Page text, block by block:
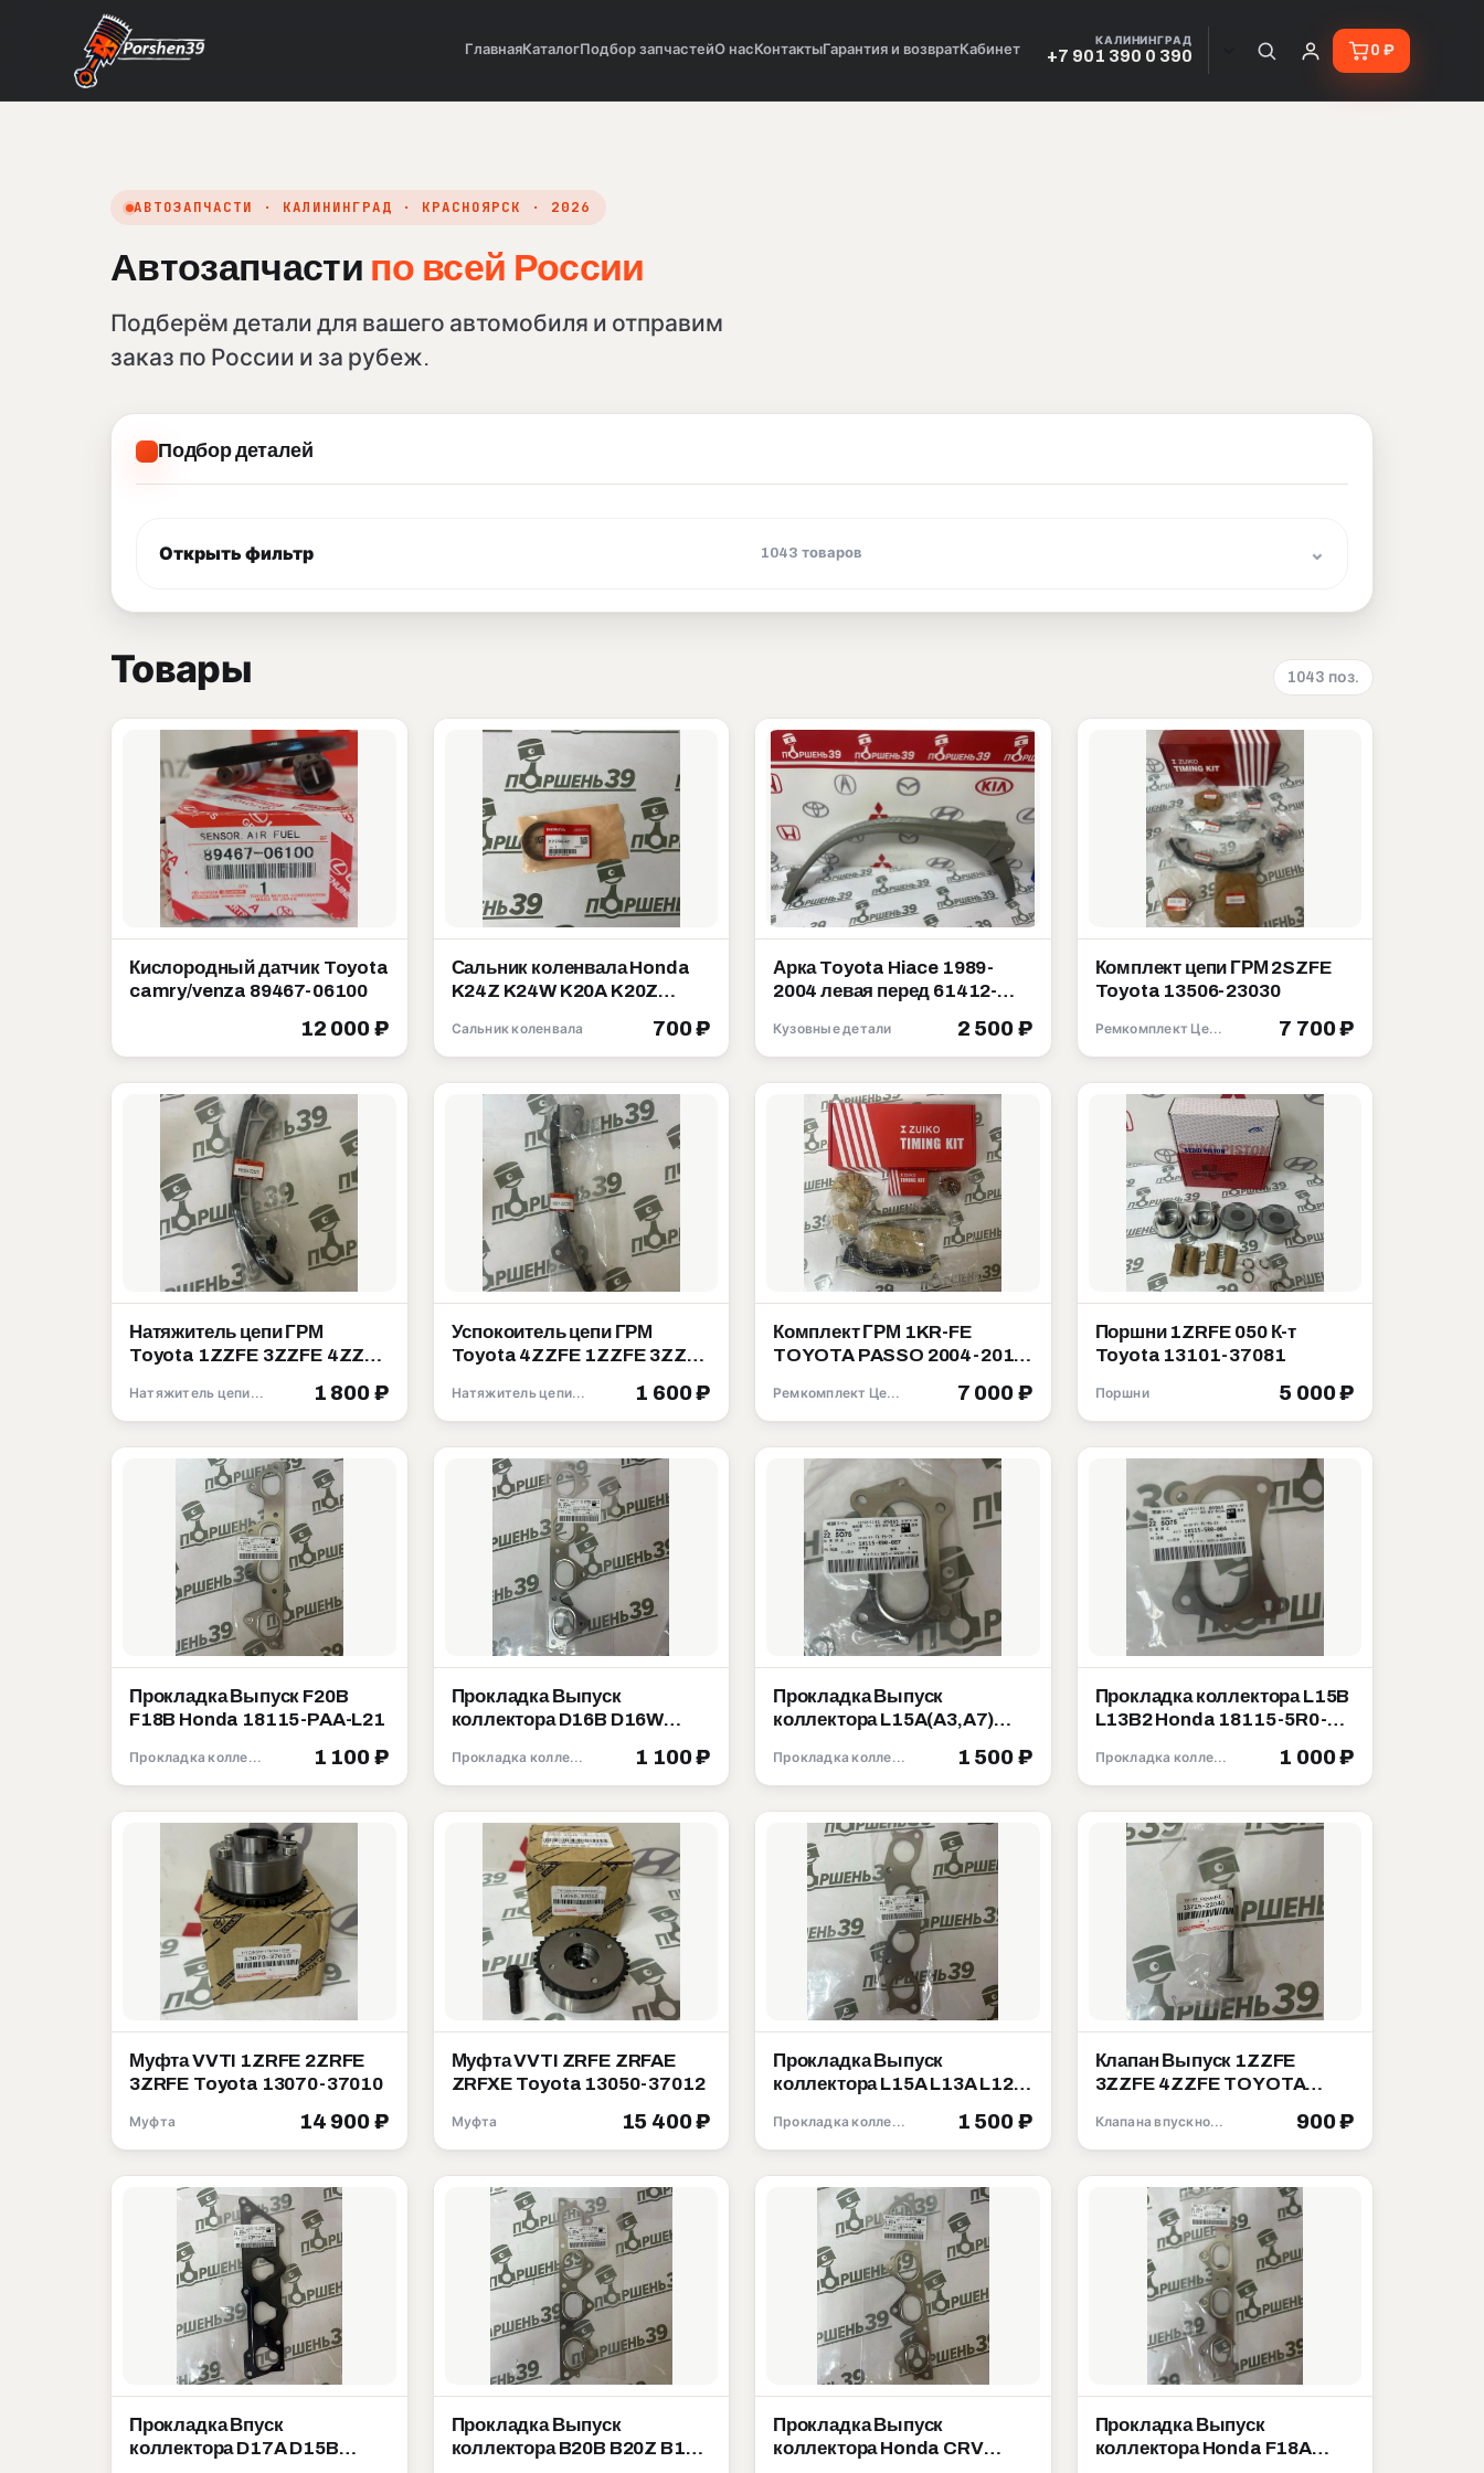
ГлавнаяКаталогПодбор запчастейО нас КонтактыГарантия и возвратКабинет
КАЛИНИНГРАД
+7 901 390 0 390 0 ₽
АВТОЗАПЧАСТИ · КАЛИНИНГРАД · КРАСНОЯРСК · 2026
Автозапчасти по всей России
Подберём детали для вашего автомобиля и отправим
заказ по России и за рубеж.
Подбор деталей
Открыть фильтр 1043 товаров
Товары 1043 поз.
Кислородный датчик Toyota
camry/venza 89467-06100
12 000 ₽
Сальник коленвала Honda
K24Z K24W K20A K20Z
Сальник коленвала 700 ₽
Арка Toyota Hiace 1989-
2004 левая перед 61412-
Кузовные детали 2 500 ₽
Комплект цепи ГРМ 2SZFE
Toyota 13506-23030
Ремкомплект Цепи ГРМ 7 700 ₽
Натяжитель цепи ГРМ
Toyota 1ZZFE 3ZZFE 4ZZFE
Натяжитель цепи ГРМ 1 800 ₽
Успокоитель цепи ГРМ
Toyota 4ZZFE 1ZZFE 3ZZFE
Натяжитель цепи ГРМ 1 600 ₽
Комплект ГРМ 1KR-FE
TOYOTA PASSO 2004-2010
Ремкомплект Цепи ГРМ 7 000 ₽
Поршни 1ZRFE 050 К-т
Toyota 13101-37081
Поршни 5 000 ₽
Прокладка Выпуск F20B
F18B Honda 18115-PAA-L21
Прокладка коллектора 1 100 ₽
Прокладка Выпуск
коллектора D16B D16W
18115-P2A-003
Прокладка коллектора 1 100 ₽
Прокладка Выпуск
коллектора L15A(A3,A7)
18115-RB0-007
Прокладка коллектора 1 500 ₽
Прокладка коллектора L15B
L13B2 Honda 18115-5R0-
Прокладка коллектора 1 000 ₽
Муфта VVTI 1ZRFE 2ZRFE
3ZRFE Toyota 13070-37010
Муфта 14 900 ₽
Муфта VVTI ZRFE ZRFAE
ZRFXE Toyota 13050-37012
Муфта 15 400 ₽
Прокладка Выпуск
коллектора L15A L13A L12A
Прокладка коллектора 1 500 ₽
Клапан Выпуск 1ZZFE
3ZZFE 4ZZFE TOYOTA
13715-22040Клапана впускной выпускной 900 ₽
Прокладка Впуск
коллектора D17A D15B
Прокладка Выпуск
коллектора B20B B20Z B18B
Прокладка Выпуск
коллектора Honda CRV
Прокладка Выпуск
коллектора Honda F18A